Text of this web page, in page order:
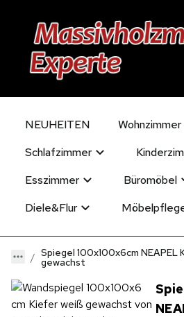
NEUHEITEN
Wohnzimmer
Schlafzimmer
Esszimmer
Büromöbel
Diele&Flur
Spiegel 100x100x6cm NEAPEL
gewachst